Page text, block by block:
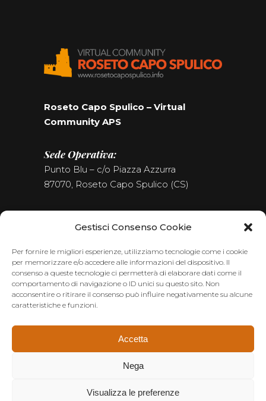
Gestisci Consenso Cookie
Per fornire le migliori esperienze, utilizziamo tecnologie come i cookie
per memorizzare e/o accedere alle informazioni del dispositivo. Il
consenso a queste tecnologie ci permetterà di elaborare dati come il
comportamento di navigazione o ID unici su questo sito. Non
acconsentire o ritirare il consenso può influire negativamente su alcune
caratteristiche e funzioni.
Accetta
Nega
Visualizza le preferenze
Roseto Capo Spulico – Virtual
Community APS
Sede Operativa:
Punto Blu – c/o Piazza Azzurra
87070, Roseto Capo Spulico (CS)
Seguici sui Social